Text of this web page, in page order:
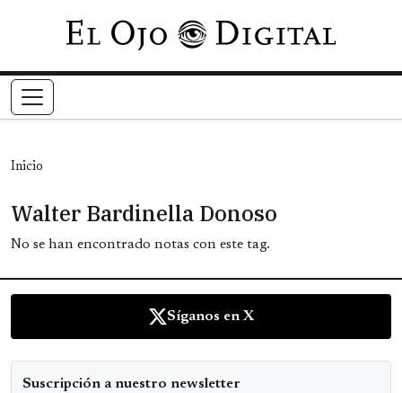
Pasar al contenido principal
Inicio
Walter Bardinella Donoso
No se han encontrado notas con este tag.
Síganos en X
Suscripción a nuestro newsletter